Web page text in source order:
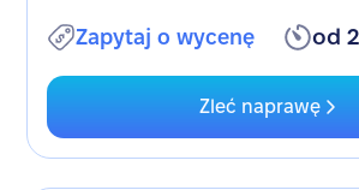
Zapytaj o wycenę od
Zleć naprawę